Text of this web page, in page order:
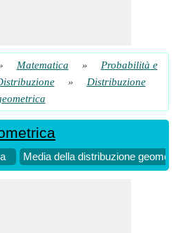
Matematica »
Probabilità e
»
Distribuzione
Media della distribuzione